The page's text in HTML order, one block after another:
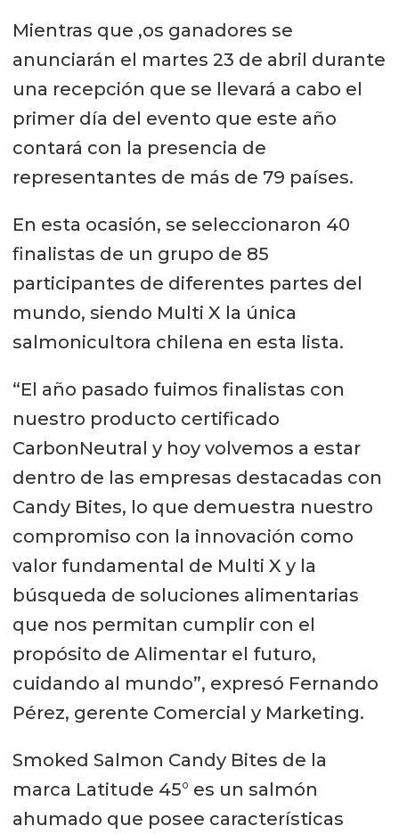
Mientras que ,os ganadores se
anunciarán el martes 23 de abril durante
una recepción que se llevará a cabo el
primer día del evento que este año
contará con la presencia de
representantes de más de 79 países.
En esta ocasión, se seleccionaron 40
finalistas de un grupo de 85
participantes de diferentes partes del
mundo, siendo Multi X la única
salmonicultora chilena en esta lista.
“El año pasado fuimos finalistas con
nuestro producto certificado
CarbonNeutral y hoy volvemos a estar
dentro de las empresas destacadas con
Candy Bites, lo que demuestra nuestro
compromiso con la innovación como
valor fundamental de Multi X y la
búsqueda de soluciones alimentarias
que nos permitan cumplir con el
propósito de Alimentar el futuro,
cuidando al mundo”, expresó Fernando
Pérez, gerente Comercial y Marketing.
Smoked Salmon Candy Bites de la
marca Latitude 45° es un salmón
ahumado que posee características